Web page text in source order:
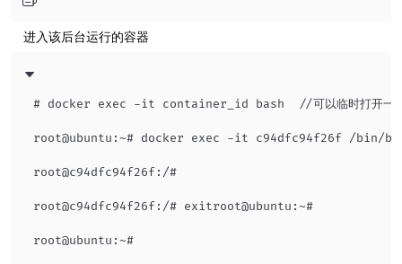
​ 进入该后台运行的容器
# docker exec -it container_id bash  //可以临时打开一个虚
root@ubuntu:~# docker exec -it c94dfc94f26f /bin/
root@c94dfc94f26f:/#
root@c94dfc94f26f:/# exitroot@ubuntu:~#